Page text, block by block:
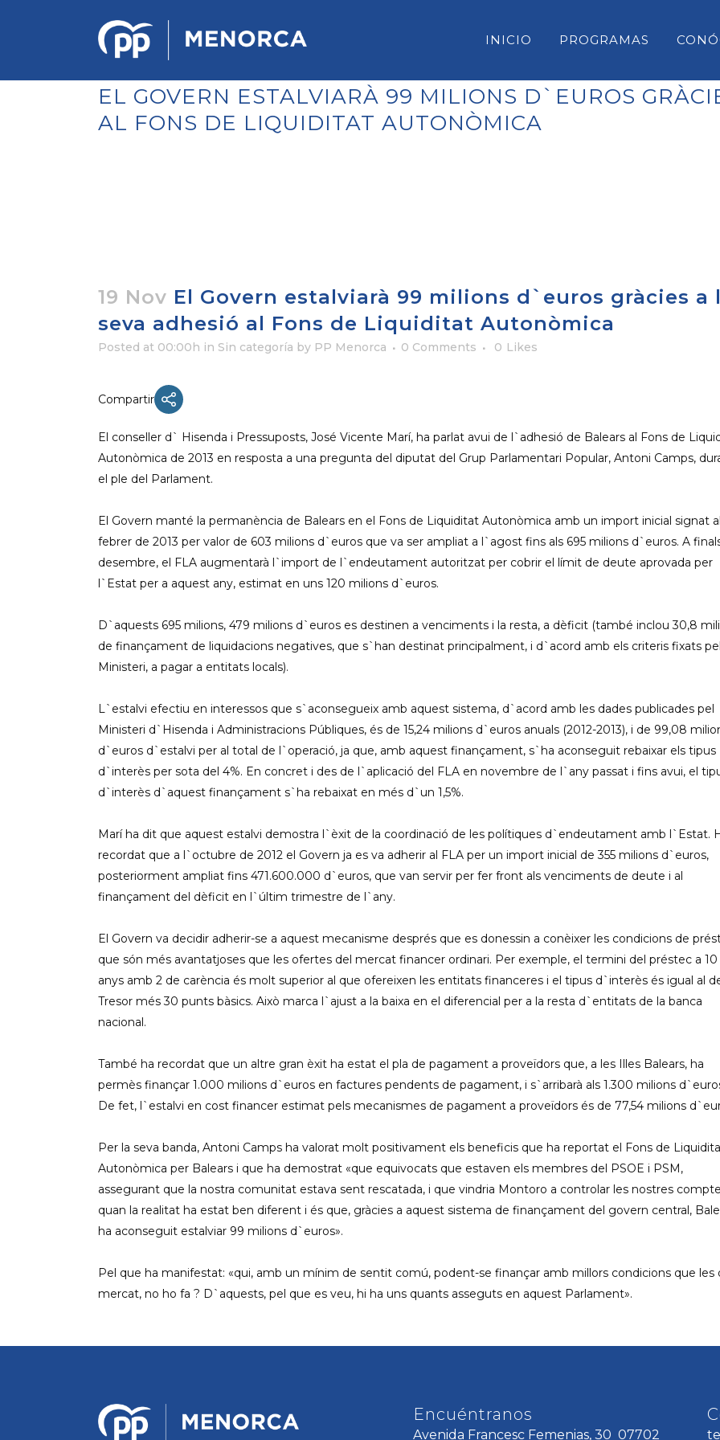
INICIO PROGRAMAS
ACTUALIDAD
PONENCIA DE REGLAMENTO Y
PONENCIA DE ACCIÓN POLÍTICA
EL GOVERN ESTALVIARÀ 99 MILIONS D`EUROS
AL FONS DE LIQUIDITAT AUTONÒMICA
19 Nov El Govern estalviarà 99 milions d`euros gràcies a
seva adhesió al Fons de Liquiditat Autonòmica
Posted at 00:00h in Sin categoría by PP Menorca 0 Comments 0 Likes
Compartir
El conseller d` Hisenda i Pressuposts, José Vicente Marí, ha parlat avui de l`adhesió de Balears al Fons de
Autonòmica de 2013 en resposta a una pregunta del diputat del Grup Parlamentari Popular, Antoni Camps,
el ple del Parlament.
El Govern manté la permanència de Balears en el Fons de Liquiditat Autonòmica amb un import inicial signat al
febrer de 2013 per valor de 603 milions d`euros que va ser ampliat a l`agost fins als 695 milions d`euros. A
desembre, el FLA augmentarà l`import de l`endeutament autoritzat per cobrir el límit de deute aprovada per
l`Estat per a aquest any, estimat en uns 120 milions d`euros.
D`aquests 695 milions, 479 milions d`euros es destinen a venciments i la resta, a dèficit (també inclou 30,8
de finançament de liquidacions negatives, que s`han destinat principalment, i d`acord amb els criteris fixats pel
Ministeri, a pagar a entitats locals).
L`estalvi efectiu en interessos que s`aconsegueix amb aquest sistema, d`acord amb les dades publicades pel
Ministeri d`Hisenda i Administracions Públiques, és de 15,24 milions d`euros anuals (2012-2013), i de 99,08
d`euros d`estalvi per al total de l`operació, ja que, amb aquest finançament, s`ha aconseguit rebaixar els tipus
d`interès per sota del 4%. En concret i des de l`aplicació del FLA en novembre de l`any passat i fins avui, el
d`interès d`aquest finançament s`ha rebaixat en més d`un 1,5%.
Marí ha dit que aquest estalvi demostra l`èxit de la coordinació de les polítiques d`endeutament amb l`Estat.
recordat que a l`octubre de 2012 el Govern ja es va adherir al FLA per un import inicial de 355 milions d`euros,
posteriorment ampliat fins 471.600.000 d`euros, que van servir per fer front als venciments de deute i al
finançament del dèficit en l`últim trimestre de l`any.
El Govern va decidir adherir-se a aquest mecanisme després que es donessin a conèixer les condicions de
que són més avantatjoses que les ofertes del mercat financer ordinari. Per exemple, el termini del préstec a 10
anys amb 2 de carència és molt superior al que ofereixen les entitats financeres i el tipus d`interès és igual al
Tresor més 30 punts bàsics. Això marca l`ajust a la baixa en el diferencial per a la resta d`entitats de la banca
nacional.
També ha recordat que un altre gran èxit ha estat el pla de pagament a proveïdors que, a les Illes Balears, ha
permès finançar 1.000 milions d`euros en factures pendents de pagament, i s`arribarà als 1.300 milions
De fet, l`estalvi en cost financer estimat pels mecanismes de pagament a proveïdors és de 77,54 milions
Per la seva banda, Antoni Camps ha valorat molt positivament els beneficis que ha reportat el Fons de
Autonòmica per Balears i que ha demostrat «que equivocats que estaven els membres del PSOE i PSM,
assegurant que la nostra comunitat estava sent rescatada, i que vindria Montoro a controlar les nostres
quan la realitat ha estat ben diferent i és que, gràcies a aquest sistema de finançament del govern central,
ha aconseguit estalviar 99 milions d`euros».
Pel que ha manifestat: «qui, amb un mínim de sentit comú, podent-se finançar amb millors condicions que les
mercat, no ho fa ? D`aquests, pel que es veu, hi ha uns quants asseguts en aquest Parlament».
Encuéntranos
Avenida Francesc Femenias, 30 07702